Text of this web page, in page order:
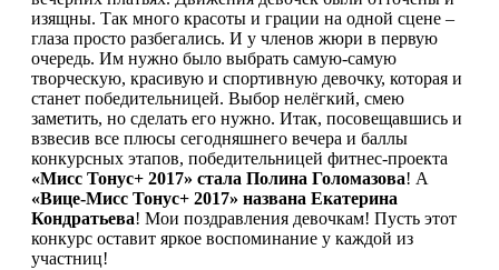
изящны. Так много красоты и грации на одной сцене –
глаза просто разбегались. И у членов жюри в первую
очередь. Им нужно было выбрать самую-самую
творческую, красивую и спортивную девочку, которая и
станет победительницей. Выбор нелёгкий, смею
заметить, но сделать его нужно. Итак, посовещавшись и
взвесив все плюсы сегодняшнего вечера и баллы
конкурсных этапов, победительницей фитнес-проекта
«Мисс Тонус+ 2017» стала Полина Голомазова! А
«Вице-Мисс Тонус+ 2017» названа Екатерина
Кондратьева! Мои поздравления девочкам! Пусть этот
конкурс оставит яркое воспоминание у каждой из
участниц!